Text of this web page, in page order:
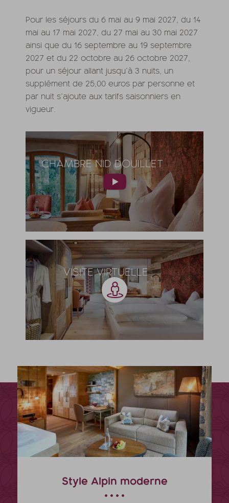
Pour les séjours du 6 mai au 9 mai 2027, du 14
mai au 17 mai 2027, du 27 mai au 30 mai 2027
ainsi que du 16 septembre au 19 septembre
2027 et du 22 octobre au 26 octobre 2027,
pour un séjour allant jusqu’à 3 nuits, un
supplément de 25,00 euros par personne et
par nuit s’ajoute aux tarifs saisonniers en
vigueur.
CHAMBRE NID DOUILLET
VISITE VIRTUELLE
Style Alpin moderne